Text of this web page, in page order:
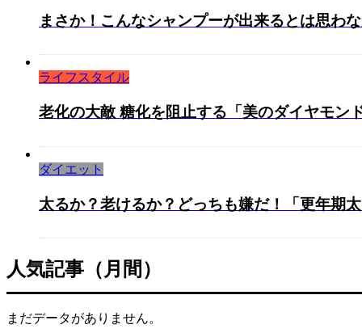
まさか！こんなシャンプーが出来るとは思わ
ライフスタイル
老化の大敵 糖化を阻止する「美のダイヤモン
ダイエット
太るか？老けるか？どっちも嫌だ！「更年期
人気記事（月間）
まだデータがありません。